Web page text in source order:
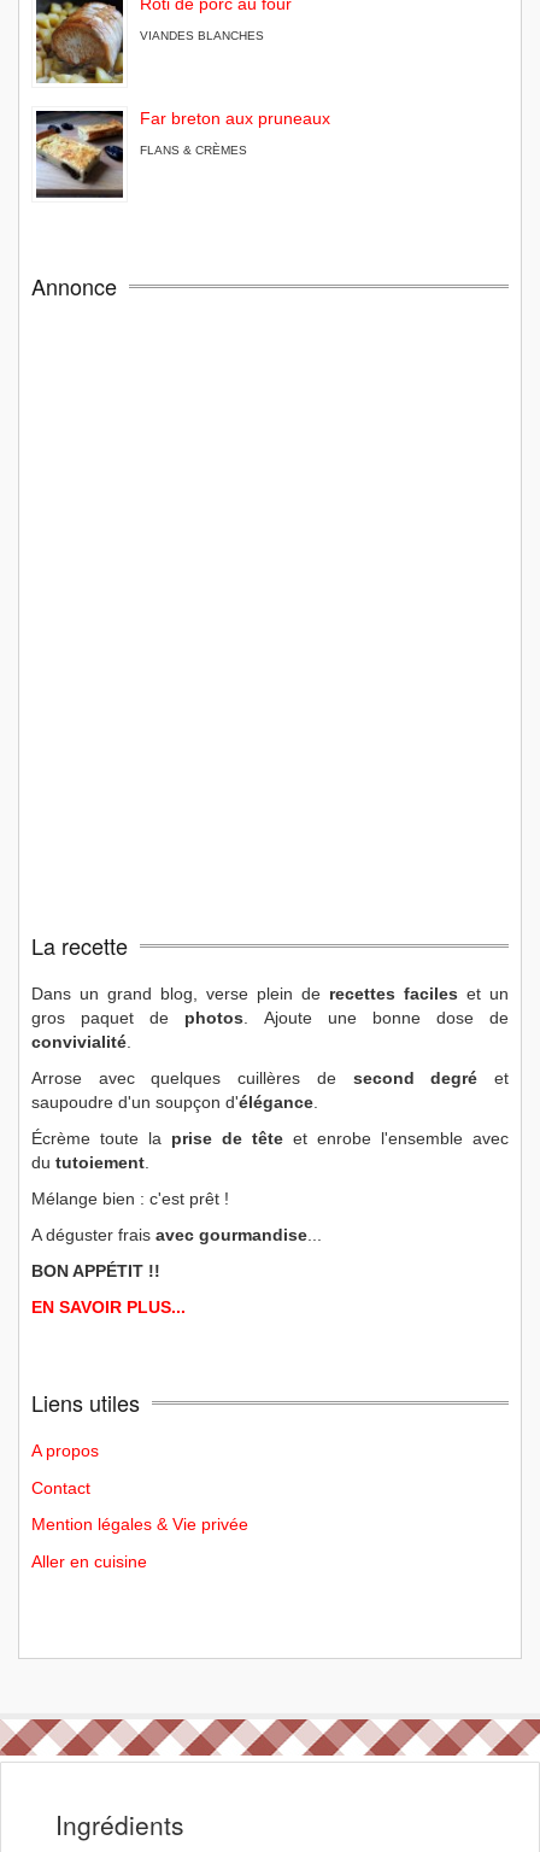
VIANDES BLANCHES
Far breton aux pruneaux
FLANS & CRÈMES
Annonce
La recette
Dans un grand blog, verse plein de recettes faciles et un
gros paquet de photos . Ajoute une bonne dose de
convivialité
Arrose avec quelques cuillères de second degré et
saupoudre d'un soupçon d'élégance
Écrème toute la prise de tête et enrobe l'ensemble avec
du tutoiement
Mélange bien : c'est prêt !
A déguster frais avec gourmandise
BON APPÉTIT !!
EN SAVOIR PLUS...
Liens utiles
A propos
Contact
Mention légales & Vie privée
Aller en cuisine
Ingrédients